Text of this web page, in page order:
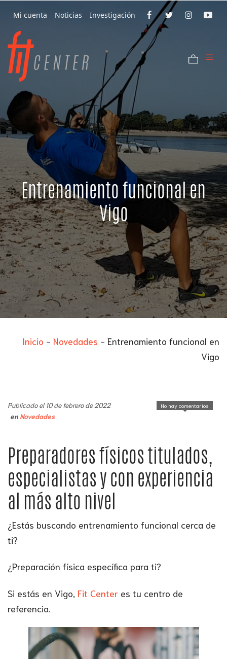
Mi cuenta Noticias Investigación
Entrenamiento funcional en
Vigo
Inicio - Novedades - Entrenamiento funcional en
Vigo
No hay comentarios
Publicado el 10 de febrero de 2022
en Novedades
Preparadores físicos titulados,
especialistas y con experiencia
al más alto nivel
¿Estás buscando entrenamiento funcional cerca de
ti?
¿Preparación física específica para ti?
Si estás en Vigo, Fit Center es tu centro de
referencia.